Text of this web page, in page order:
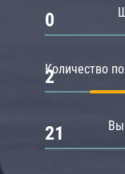
0
Количество
2
21